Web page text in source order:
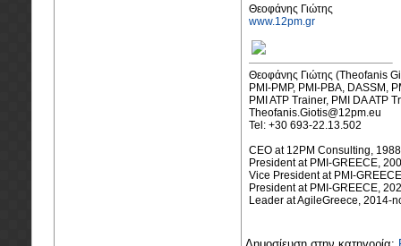
Θεοφάνης Γιώτης
www.12pm.gr
Θεοφάνης Γιώτης (Theofanis
PMI-PMP, PMI-PBA, DASSM,
PMI ATP Trainer, PMI DA ATP
Theofanis.Giotis@12pm.eu
Tel: +30 693-22.13.502
CEO at 12PM Consulting,
President at PMI-GREECE,
Vice President at PMI-
President at PMI-GREECE,
Leader at AgileGreece, 2014-